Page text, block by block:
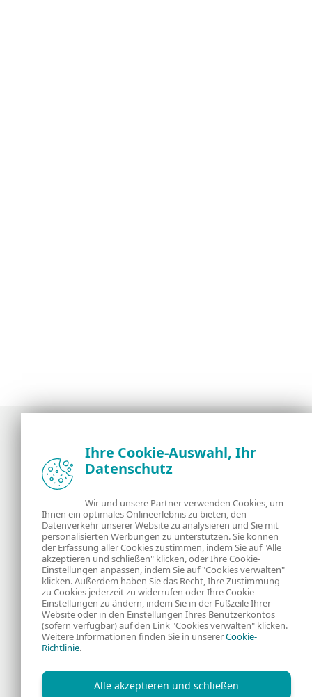
Neuigkeiten, Analysen und Tipps der ESET
Sicherheitsexperten
Über uns ESET
Kontakt Datenschutzerklärung
Rechtliche
Informationen
Cookies
RSS Feed
Ihre Cookie-Auswahl, Ihr
Datenschutz
Wir und unsere Partner verwenden Cookies, um
Ihnen ein optimales Onlineerlebnis zu bieten, den
Datenverkehr unserer Website zu analysieren und Sie mit
personalisierten Werbungen zu unterstützen. Sie können
der Erfassung aller Cookies zustimmen, indem Sie auf "Alle
akzeptieren und schließen" klicken, oder Ihre Cookie-
Einstellungen anpassen, indem Sie auf "Cookies verwalten"
klicken. Außerdem haben Sie das Recht, Ihre Zustimmung
zu Cookies jederzeit zu widerrufen oder Ihre Cookie-
Einstellungen zu ändern, indem Sie in der Fußzeile Ihrer
Website oder in den Einstellungen Ihres Benutzerkontos
(sofern verfügbar) auf den Link "Cookies verwalten" klicken.
Weitere Informationen finden Sie in unsererCookie-
Richtlinie.
Alle akzeptieren und schließen